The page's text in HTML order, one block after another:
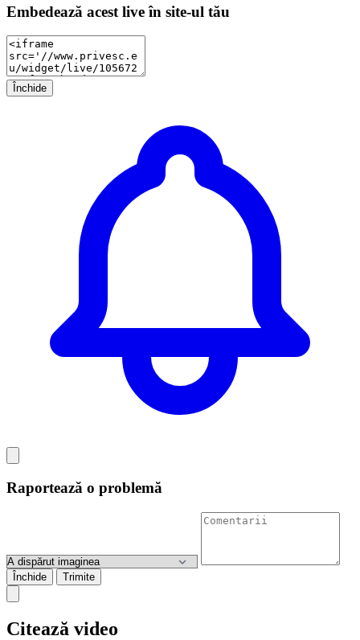
Embedează acest live în site-ul tău
Închide
Raportează o problemă
Închide Trimite
Citează video